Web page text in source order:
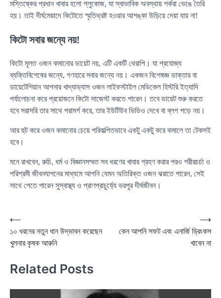
মস্তিষ্কের প্রধান খাবার হলো গ্লুকোজ, যা স্বাভাবিক অবস্থায় শর্করা ভেঙে তৈরি
হয়। তাই দীর্ঘমেয়াদে কিটোতে স্মৃতিভ্রষ্ট হওয়ার আশঙ্কা উড়িয়ে দেয়া যায় না!
কিটো সবার জন্যে নয়!
কিটো মূলত ওজন কমানোর ডায়েট নয়, এটি একটি থেরাপি। যা প্রযোজ্য
ব্যক্তিবিশেষের জন্যে, গণহারে সবার জন্যে নয়। একজন বিশেষজ্ঞ ডাক্তার বা
ডায়েটেশিয়ান আপনার খাদ্যাভ্যাস ওজন লাইফস্টাইল মেডিকেল হিস্টরি ইত্যাদি
পর্যালোচনা করে প্রয়োজনে কিটো সাজেস্ট করতে পারেন। তবে ডায়েট শুরু করতে
হবে সরাসরি তার সাথে পরামর্শ করে, তার ইউটিউব ভিডিও দেখে বা ব্লগ পড়ে নয়।
আর হুট করে ওজন কমানোর চেয়ে পরিকল্পিতভাবে একটু একটু করে কমালে তা টেকসই
হবে।
মনে রাখবেন, রুচি, ধর্ম ও বিজ্ঞানসম্মত সব ধরণের খাবার গ্রহণ করার পরও শরীরচর্চা ও
পরিশ্রমী জীবনযাপনের মাধ্যমে আপনি যেমন অতিরিক্ত ওজন ঝরাতে পারেন, সেই
সাথে পেতে পারেন সুস্বাস্থ্য ও প্রাণপ্রাচুর্য্যে ভরপুর দীর্ঘজীবন।
Post
navigation
⟵
১০ ধরনের নতুন ধান উদ্ভাবন করেছেন
খুলনার কৃষক আরুনি
কেন আপনি সফট এবং এনার্জি ড্রিংকস
খাবেন না
⟶
Related Posts